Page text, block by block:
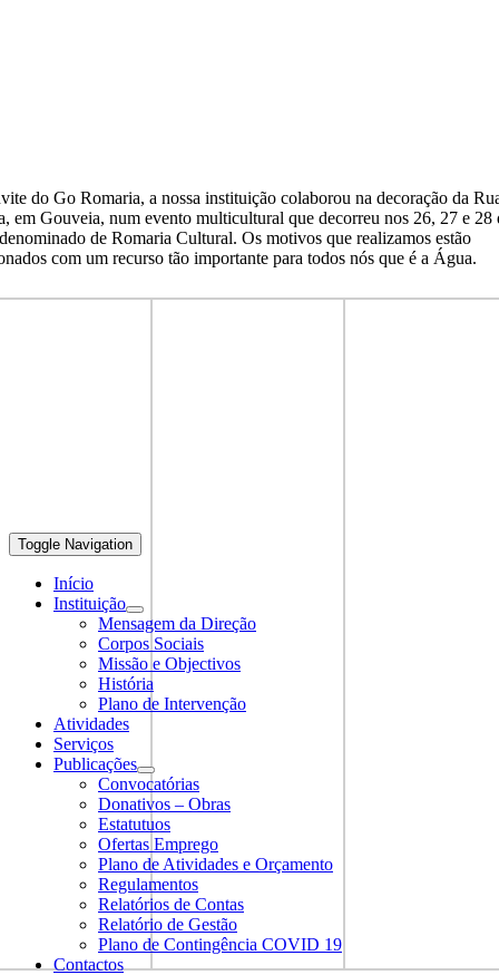
Toggle Navigation
Início
Instituição
Mensagem da Direção
Corpos Sociais
Missão e Objectivos
História
Plano de Intervenção
Atividades
Serviços
Publicações
Convocatórias
Donativos – Obras
Estatutuos
Ofertas Emprego
Plano de Atividades e Orçamento
Regulamentos
Relatórios de Contas
Relatório de Gestão
Plano de Contingência COVID 19
Contactos
do Go Romaria, a nossa instituição colaborou na decoração da
em Gouveia, num evento multicultural que decorreu nos 26, 27 e 28
de Romaria Cultural. Os motivos que realizamos estão
com um recurso tão importante para todos nós que é a Água.